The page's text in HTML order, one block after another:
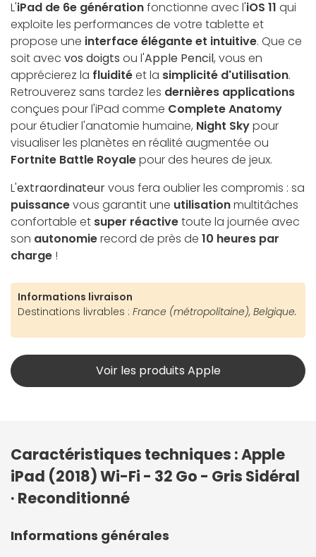
L'iPad de 6e générationfonctionne avec l'iOS 11 qui
exploite les performances de votre tablette et
propose une interface élégante et intuitive. Que ce
soit avec vos doigts ou l'Apple Pencil, vous en
apprécierez la fluiditéet la simplicité d'utilisation.
Retrouverez sans tardez les dernières applications
conçues pour l'iPad comme Complete Anatomy
pour étudier l'anatomie humaine, Night Skypour
visualiser les planètes en réalité augmentée ou
Fortnite Battle Royalepour des heures de jeux.
L'extraordinateurvous fera oublier les compromis : sa
puissancevous garantit une utilisationmultitâches
confortable et super réactivetoute la journée avec
son autonomierecord de près de 10 heures par
charge !
Informations livraison
Destinations livrables : France (métropolitaine), Belgique.
Voir les produits Apple
Caractéristiques techniques : Apple
iPad (2018) Wi-Fi - 32 Go - Gris Sidéral
· Reconditionné
Informations générales